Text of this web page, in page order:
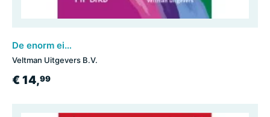
De enorm eigenwijze eenhoorn en de schooldisco
Veltman Uitgevers B.V.
€ 14,99